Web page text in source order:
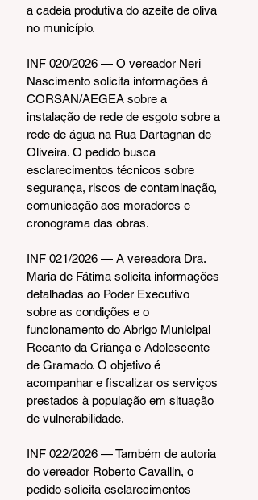
a cadeia produtiva do azeite de oliva
no município.
INF 020/2026 — O vereador Neri
Nascimento solicita informações à
CORSAN/AEGEA sobre a
instalação de rede de esgoto sobre a
rede de água na Rua Dartagnan de
Oliveira. O pedido busca
esclarecimentos técnicos sobre
segurança, riscos de contaminação,
comunicação aos moradores e
cronograma das obras.
INF 021/2026 — A vereadora Dra.
Maria de Fátima solicita informações
detalhadas ao Poder Executivo
sobre as condições e o
funcionamento do Abrigo Municipal
Recanto da Criança e Adolescente
de Gramado. O objetivo é
acompanhar e fiscalizar os serviços
prestados à população em situação
de vulnerabilidade.
INF 022/2026 — Também de autoria
do vereador Roberto Cavallin, o
pedido solicita esclarecimentos